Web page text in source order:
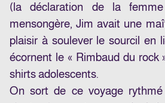
(la déclaration de la
mensongère, Jim avait une
plaisir à soulever le sourcil en
écornent le « Rimbaud du rock
shirts adolescents.
On sort de ce voyage